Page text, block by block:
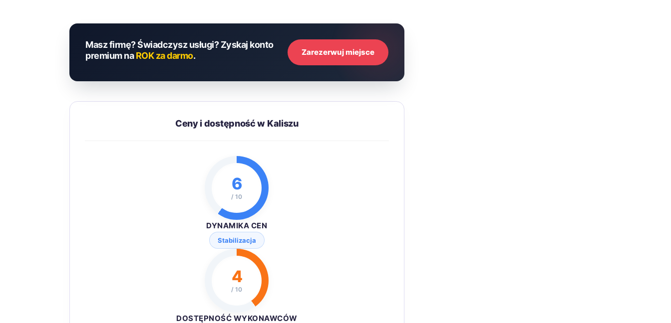
Masz firmę? Świadczysz usługi? Zyskaj konto
premium naROK za darmo. Zarezerwuj miejsce
Ceny i dostępność w Kaliszu
6
/ 10
DYNAMIKA CEN
Stabilizacja
4
/ 10
DOSTĘPNOŚĆ WYKONAWCÓW